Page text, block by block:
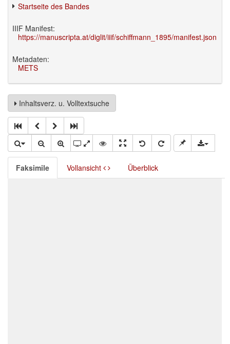
Startseite des Bandes
IIIF Manifest:
https://manuscripta.at/diglit/iiif/schiffmann_1895/manifest.json
Metadaten:
METS
Inhaltsverz. u. Volltextsuche
Faksimile Vollansicht Überblick